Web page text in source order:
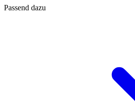
Passend dazu